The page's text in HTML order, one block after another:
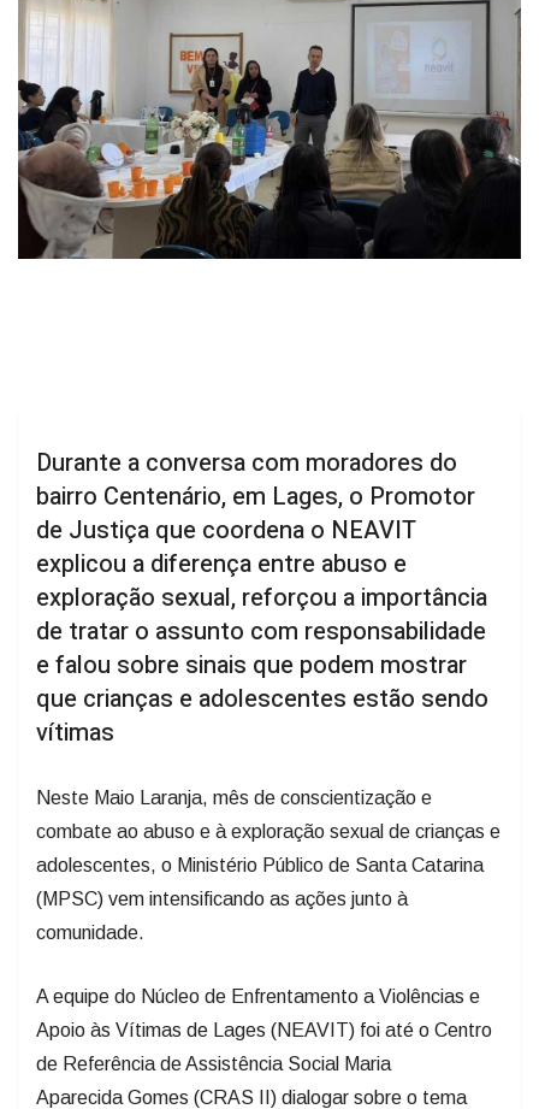
Durante a conversa com moradores do
bairro Centenário, em Lages, o Promotor
de Justiça que coordena o NEAVIT
explicou a diferença entre abuso e
exploração sexual, reforçou a importância
de tratar o assunto com responsabilidade
e falou sobre sinais que podem mostrar
que crianças e adolescentes estão sendo
vítimas
Neste Maio Laranja, mês de conscientização e
combate ao abuso e à exploração sexual de crianças e
adolescentes, o Ministério Público de Santa Catarina
(MPSC) vem intensificando as ações junto à
comunidade.
A equipe do Núcleo de Enfrentamento a Violências e
Apoio às Vítimas de Lages (NEAVIT) foi até o Centro
de Referência de Assistência Social Maria
Aparecida Gomes (CRAS II) dialogar sobre o tema